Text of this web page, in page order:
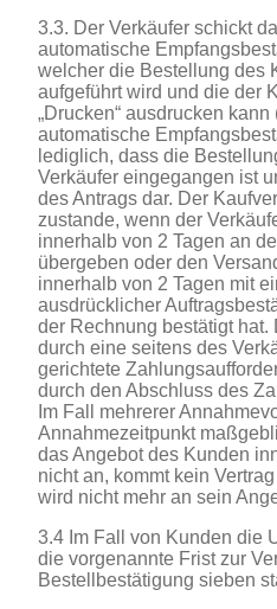
3.3. Der Verkäufer schickt
automatische
welcher die Bestellung des
aufgeführt wird und die der
„Drucken“ ausdrucken
automatische
lediglich, dass die
Verkäufer eingegangen ist
des Antrags dar. Der
zustande, wenn der
innerhalb von 2 Tagen an
übergeben oder den
innerhalb von 2 Tagen mit
ausdrücklicher
der Rechnung bestätigt hat.
durch eine seitens des
gerichtete
durch den Abschluss des
Im Fall mehrerer
Annahmezeitpunkt
das Angebot des Kunden
nicht an, kommt kein
wird nicht mehr an sein
3.4 Im Fall von Kunden die
die vorgenannte Frist zur
Bestellbestätigung sieben